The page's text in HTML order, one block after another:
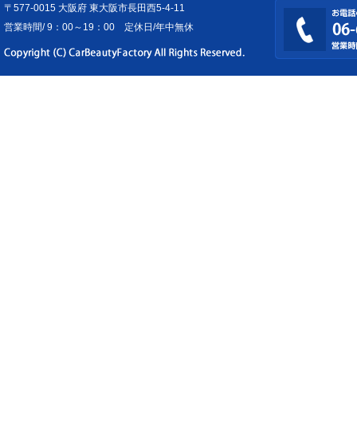
〒577-0015 大阪府 東大阪市長田西5-4-11
営業時間/ 9：00～19：00 定休日/年中無休